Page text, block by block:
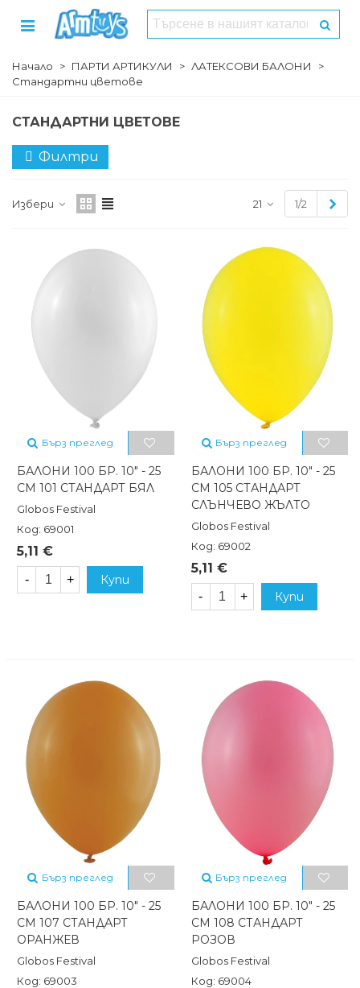
Начало > ПАРТИ АРТИКУЛИ > ЛАТЕКСОВИ БАЛОНИ
>
Стандартни цветове
СТАНДАРТНИ ЦВЕТОВЕ
Филтри
Избери 21 1/2
Бърз преглед
БАЛОНИ 100 БР. 10" - 25
СМ 101 СТАНДАРТ БЯЛ
Globos Festival
Код: 69001
5,11 €
- + Купи
Бърз преглед
БАЛОНИ 100 БР. 10" - 25
СМ 105 СТАНДАРТ
СЛЪНЧЕВО ЖЪЛТО
Globos Festival
Код: 69002
5,11 €
- + Купи
Бърз преглед
БАЛОНИ 100 БР. 10" - 25
СМ 107 СТАНДАРТ
ОРАНЖЕВ
Globos Festival
Код: 69003
Бърз преглед
БАЛОНИ 100 БР. 10" - 25
СМ 108 СТАНДАРТ
РОЗОВ
Globos Festival
Код: 69004